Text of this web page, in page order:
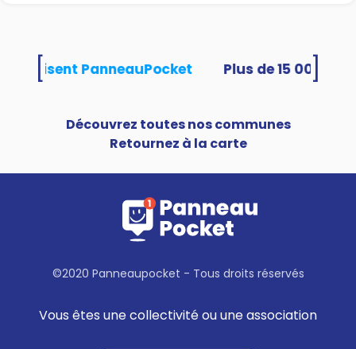
utilisent PanneauPocket
Découvrez toutes nos communes
Retournez à la carte
©2020 Panneaupocket - Tous droits réservés
Vous êtes une collectivité ou une association